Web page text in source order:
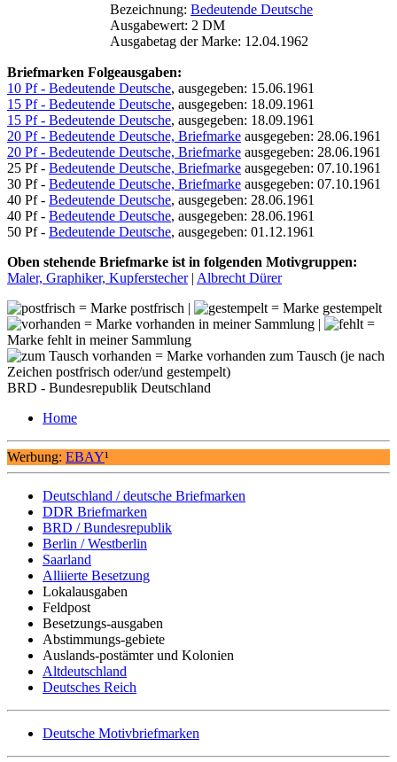
Bezeichnung: Bedeutende Deutsche
Ausgabewert: 2 DM
Ausgabetag der Marke: 12.04.1962
Briefmarken Folgeausgaben:
10 Pf - Bedeutende Deutsche, ausgegeben: 15.06.1961
15 Pf - Bedeutende Deutsche, ausgegeben: 18.09.1961
15 Pf - Bedeutende Deutsche, ausgegeben: 18.09.1961
20 Pf - Bedeutende Deutsche, Briefmarke ausgegeben: 28.06.1961
20 Pf - Bedeutende Deutsche, Briefmarke ausgegeben: 28.06.1961
25 Pf - Bedeutende Deutsche, Briefmarke ausgegeben: 07.10.1961
30 Pf - Bedeutende Deutsche, Briefmarke ausgegeben: 07.10.1961
40 Pf - Bedeutende Deutsche, ausgegeben: 28.06.1961
40 Pf - Bedeutende Deutsche, ausgegeben: 28.06.1961
50 Pf - Bedeutende Deutsche, ausgegeben: 01.12.1961
Oben stehende Briefmarke ist in folgenden Motivgruppen:
Maler, Graphiker, Kupferstecher| Albrecht Dürer
= Marke postfrisch |
= Marke gestempelt
= Marke vorhanden in meiner Sammlung |
=
Marke fehlt in meiner Sammlung
= Marke vorhanden zum Tausch (je nach
Zeichen postfrisch oder/und gestempelt)
BRD - Bundesrepublik Deutschland
Home
Werbung: EBAY¹
Deutschland / deutsche Briefmarken
DDR Briefmarken
BRD / Bundesrepublik
Berlin / Westberlin
Saarland
Alliierte Besetzung
Lokalausgaben
Feldpost
Besetzungs-ausgaben
Abstimmungs-gebiete
Auslands-postämter und Kolonien
Altdeutschland
Deutsches Reich
Deutsche Motivbriefmarken